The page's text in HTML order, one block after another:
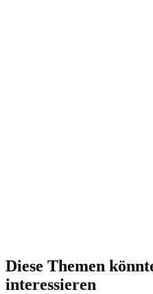
Diese Themen
interessieren